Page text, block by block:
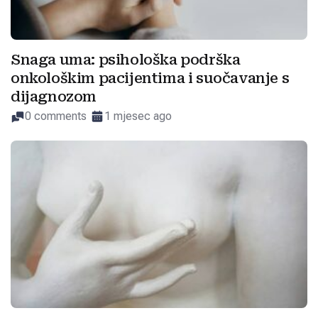
Snaga uma: psihološka podrška
onkološkim pacijentima i suočavanje s
dijagnozom
0 comments 1 mjesec ago